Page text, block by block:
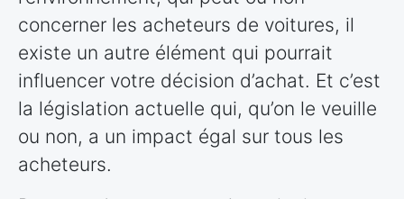
concerner les acheteurs de voitures, il
existe un autre élément qui pourrait
influencer votre décision d’achat. Et c’est
la législation actuelle qui, qu’on le veuille
ou non, a un impact égal sur tous les
acheteurs.